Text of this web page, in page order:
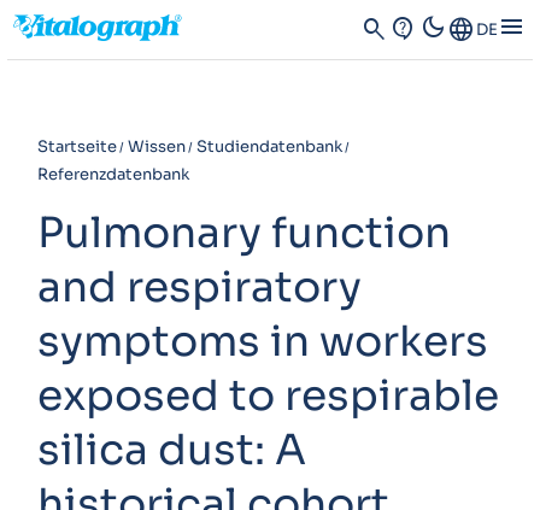
search contact_support dark_modeLanguage DE menu
Startseite Wissen Studiendatenbank
Referenzdatenbank
Pulmonary function
and respiratory
symptoms in workers
exposed to respirable
silica dust: A